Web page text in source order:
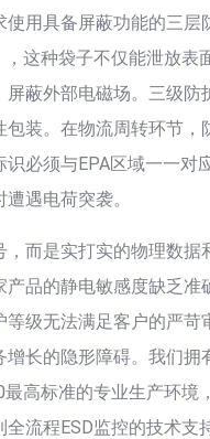
使用具备屏蔽功能的三层
，这种袋子不仅能泄放表
屏蔽外部电磁场。三级防
包装。在物流周转环节，
必须与EPA区域一一对
遇电荷突袭。
，而是实打实的物理数据
产品的静电敏感度缺乏准
等级无法满足客户的严苛
增长的隐形障碍。我们拥
最高标准的专业生产环境
流程ESD监控的技术支